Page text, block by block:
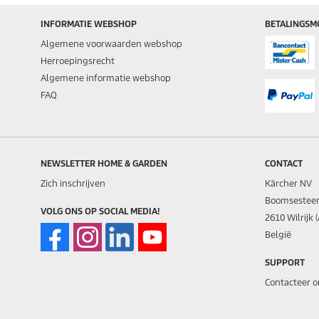
INFORMATIE WEBSHOP
Algemene voorwaarden webshop
Herroepingsrecht
Algemene informatie webshop
FAQ
NEWSLETTER HOME & GARDEN
Zich inschrijven
VOLG ONS OP SOCIAL MEDIA!
CONTACT
Kärcher NV
2610 Wilrijk
België
SUPPORT
Contacteer